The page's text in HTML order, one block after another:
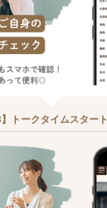
】トークタイムスタート